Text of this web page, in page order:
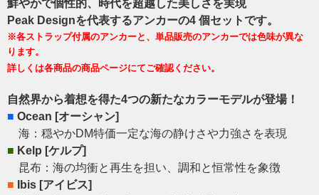
鮮やかで個性的、時代を超越した美しさを実現
Peak Designを代表するアンカーの4 個セットです。
※各ストラップ付属のアンカーと、単品販売のアンカーでは色味が異な
ります。
詳しくは各商品の商品ページにてご確認ください。
自然界から着想を得た4つの新たなカラーモデルが登場！
■ Ocean [オーシャン]
海：穏やかDM特価一定な海の静けさや力強さを表現
■ Kelp [ケルプ]
昆布：海の均衝と再生を担い、調和と恒常性を象徴
■
Ibis [アイビス]